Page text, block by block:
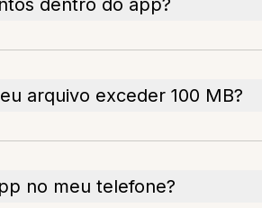
dentro do app?
arquivo exceder 100 MB?
no meu telefone?